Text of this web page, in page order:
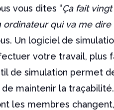
vous dites “Çafait vingt
ordinateur qui va me
Un logiciel de
votre travail, plus
de simulation permet
maintenir la
les membres